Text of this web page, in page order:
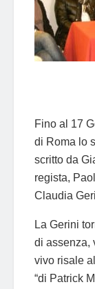
Fino al 17
di Roma lo
scritto da
regista,
Claudia
La Gerini
di assenza,
vivo risale
“di Patrick